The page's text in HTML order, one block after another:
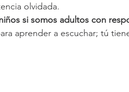
olvidada.
si somos adultos con
aprender a escuchar; tú